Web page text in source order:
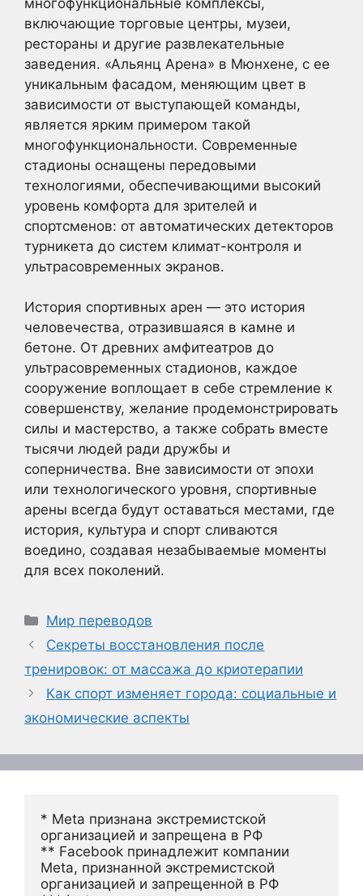
включающие торговые центры, музеи,
рестораны и другие развлекательные
заведения. «Альянц Арена» в Мюнхене, с ее
уникальным фасадом, меняющим цвет в
зависимости от выступающей команды,
является ярким примером такой
многофункциональности. Современные
стадионы оснащены передовыми
технологиями, обеспечивающими высокий
уровень комфорта для зрителей и
спортсменов: от автоматических детекторов
турникета до систем климат-контроля и
ультрасовременных экранов.
История спортивных арен — это история
человечества, отразившаяся в камне и
бетоне. От древних амфитеатров до
ультрасовременных стадионов, каждое
сооружение воплощает в себе стремление к
совершенству, желание продемонстрировать
силы и мастерство, а также собрать вместе
тысячи людей ради дружбы и
соперничества. Вне зависимости от эпохи
или технологического уровня, спортивные
арены всегда будут оставаться местами, где
история, культура и спорт сливаются
воедино, создавая незабываемые моменты
для всех поколений.
Рубрики
Мир переводов
Секреты восстановления после
тренировок: от массажа до криотерапии
Как спорт изменяет города: социальные и
экономические аспекты
* Meta признана экстремистской
организацией и запрещена в РФ
** Facebook принадлежит компании
Meta, признанной экстремистской
организацией и запрещенной в РФ